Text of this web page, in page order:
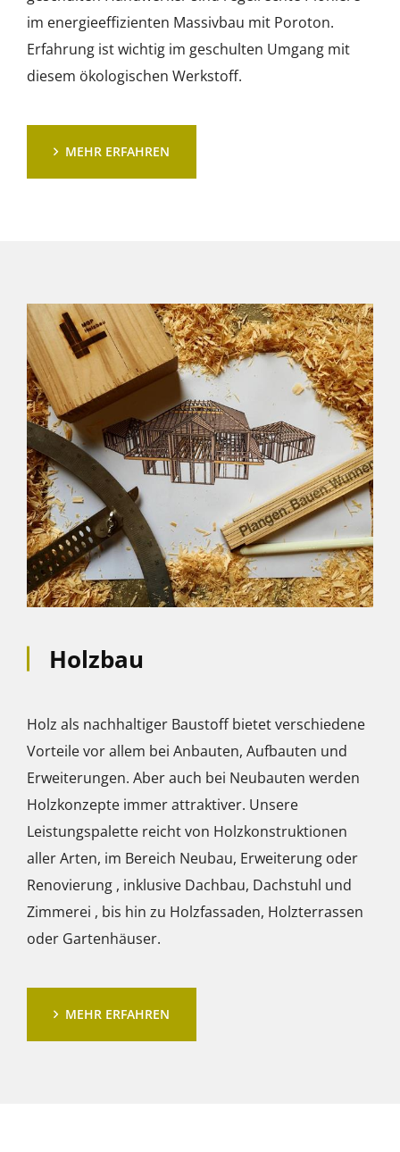
im energieeffizienten Massivbau mit Poroton.
Erfahrung ist wichtig im geschulten Umgang mit
diesem ökologischen Werkstoff.
MEHR ERFAHREN
Holzbau
Holz als nachhaltiger Baustoff bietet verschiedene
Vorteile vor allem bei Anbauten, Aufbauten und
Erweiterungen. Aber auch bei Neubauten werden
Holzkonzepte immer attraktiver. Unsere
Leistungspalette reicht von Holzkonstruktionen
aller Arten, im Bereich Neubau, Erweiterung oder
Renovierung , inklusive Dachbau, Dachstuhl und
Zimmerei , bis hin zu Holzfassaden, Holzterrassen
oder Gartenhäuser.
MEHR ERFAHREN